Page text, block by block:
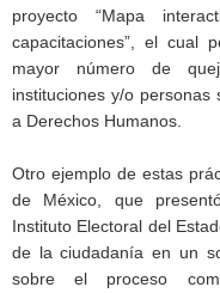
proyecto “Mapa
capacitaciones”, el cual
mayor número de
instituciones y/o personas
a Derechos Humanos.
Otro ejemplo de estas
de México, que
Instituto Electoral del
de la ciudadanía en un
sobre el proceso